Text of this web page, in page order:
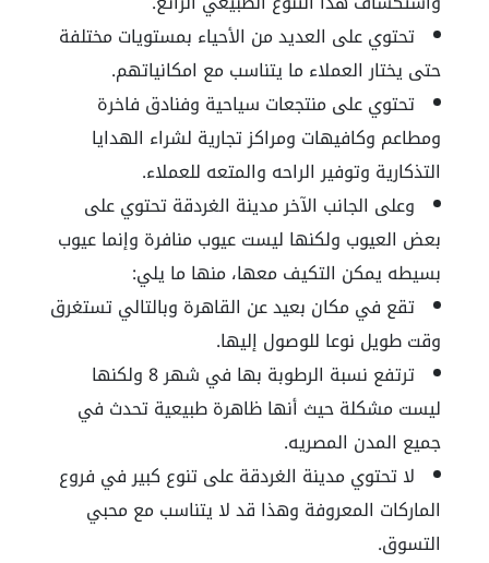
تحتوي على العديد من الأحياء بمستويات مختلفة
حتى يختار العملاء ما يتناسب مع امكانياتهم.
تحتوي على منتجعات سياحية وفنادق فاخرة
ومطاعم وكافيهات ومراكز تجارية لشراء الهدايا
التذكارية وتوفير الراحه والمتعه للعملاء.
وعلى الجانب الآخر مدينة الغردقة تحتوي على
بعض العيوب ولكنها ليست عيوب منافرة وإنما عيوب
بسيطه يمكن التكيف معها، منها ما يلي:
تقع في مكان بعيد عن القاهرة وبالتالي تستغرق
وقت طويل نوعا للوصول إليها.
ترتفع نسبة الرطوبة بها في شهر 8 ولكنها
ليست مشكلة حيث أنها ظاهرة طبيعية تحدث في
جميع المدن المصريه.
لا تحتوي مدينة الغردقة على تنوع كبير في فروع
الماركات المعروفة وهذا قد لا يتناسب مع محبي
التسوق.